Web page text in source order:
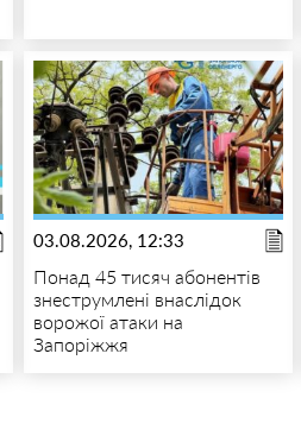
03.08.2026, 12:33
Понад 45 тисяч абонентів
знеструмлені внаслідок
ворожої атаки на
Запоріжжя